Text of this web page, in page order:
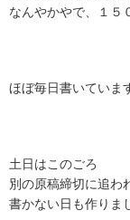
なんやかやで、１５
ほぼ毎日書いていま
土日はこのごろ
別の原稿締切に追わ
書かない日も作りま